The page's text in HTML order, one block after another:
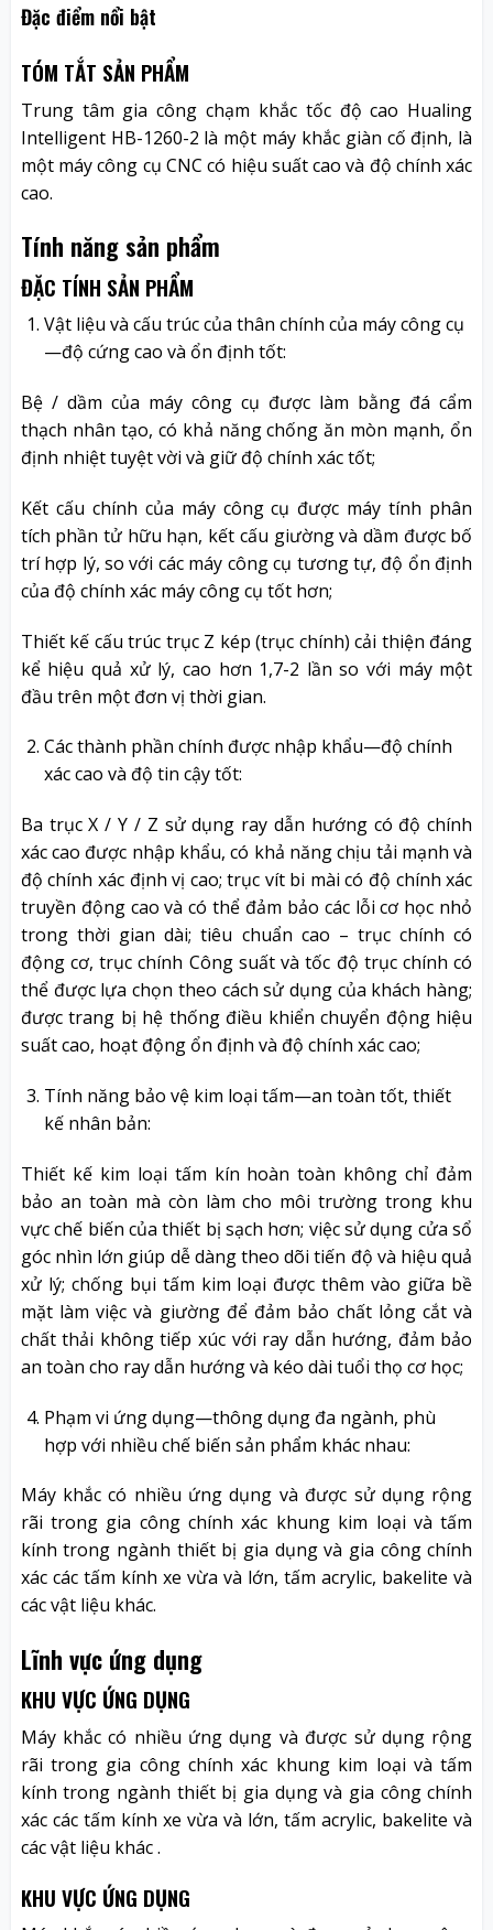
Đặc điểm nổi bật
TÓM TẮT SẢN PHẨM
Trung tâm gia công chạm khắc tốc độ cao Hualing
Intelligent HB-1260-2 là một máy khắc giàn cố định, là
một máy công cụ CNC có hiệu suất cao và độ chính xác
cao.
Tính năng sản phẩm
ĐẶC TÍNH SẢN PHẨM
Vật liệu và cấu trúc của thân chính của máy công cụ
—độ cứng cao và ổn định tốt:
Bệ / dầm của máy công cụ được làm bằng đá cẩm
thạch nhân tạo, có khả năng chống ăn mòn mạnh, ổn
định nhiệt tuyệt vời và giữ độ chính xác tốt;
Kết cấu chính của máy công cụ được máy tính phân
tích phần tử hữu hạn, kết cấu giường và dầm được bố
trí hợp lý, so với các máy công cụ tương tự, độ ổn định
của độ chính xác máy công cụ tốt hơn;
Thiết kế cấu trúc trục Z kép (trục chính) cải thiện đáng
kể hiệu quả xử lý, cao hơn 1,7-2 lần so với máy một
đầu trên một đơn vị thời gian.
Các thành phần chính được nhập khẩu—độ chính
xác cao và độ tin cậy tốt:
Ba trục X / Y / Z sử dụng ray dẫn hướng có độ chính
xác cao được nhập khẩu, có khả năng chịu tải mạnh và
độ chính xác định vị cao; trục vít bi mài có độ chính xác
truyền động cao và có thể đảm bảo các lỗi cơ học nhỏ
trong thời gian dài; tiêu chuẩn cao – trục chính có
động cơ, trục chính Công suất và tốc độ trục chính có
thể được lựa chọn theo cách sử dụng của khách hàng;
được trang bị hệ thống điều khiển chuyển động hiệu
suất cao, hoạt động ổn định và độ chính xác cao;
Tính năng bảo vệ kim loại tấm—an toàn tốt, thiết
kế nhân bản:
Thiết kế kim loại tấm kín hoàn toàn không chỉ đảm
bảo an toàn mà còn làm cho môi trường trong khu
vực chế biến của thiết bị sạch hơn; việc sử dụng cửa sổ
góc nhìn lớn giúp dễ dàng theo dõi tiến độ và hiệu quả
xử lý; chống bụi tấm kim loại được thêm vào giữa bề
mặt làm việc và giường để đảm bảo chất lỏng cắt và
chất thải không tiếp xúc với ray dẫn hướng, đảm bảo
an toàn cho ray dẫn hướng và kéo dài tuổi thọ cơ học;
Phạm vi ứng dụng—thông dụng đa ngành, phù
hợp với nhiều chế biến sản phẩm khác nhau:
Máy khắc có nhiều ứng dụng và được sử dụng rộng
rãi trong gia công chính xác khung kim loại và tấm
kính trong ngành thiết bị gia dụng và gia công chính
xác các tấm kính xe vừa và lớn, tấm acrylic, bakelite và
các vật liệu khác.
Lĩnh vực ứng dụng
KHU VỰC ỨNG DỤNG
Máy khắc có nhiều ứng dụng và được sử dụng rộng
rãi trong gia công chính xác khung kim loại và tấm
kính trong ngành thiết bị gia dụng và gia công chính
xác các tấm kính xe vừa và lớn, tấm acrylic, bakelite và
các vật liệu khác .
KHU VỰC ỨNG DỤNG